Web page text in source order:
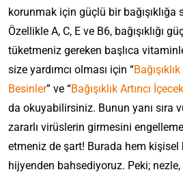
korunmak için güçlü bir
Özellikle A, C, E ve B6, bağışıklığı
tüketmeniz gereken başlıca
size yardımcı olması için “
Besinler” ve “Bağışıklık Artırıcı
da okuyabilirsiniz. Bunun yanı sıra
zararlı virüslerin girmesini
etmeniz de şart! Burada hem
hijyenden bahsediyoruz. Peki;